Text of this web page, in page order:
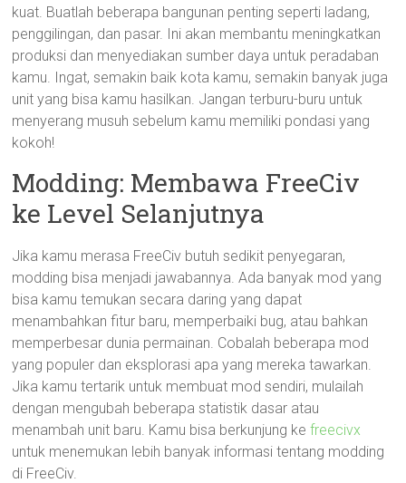
kuat. Buatlah beberapa bangunan penting seperti ladang,
penggilingan, dan pasar. Ini akan membantu meningkatkan
produksi dan menyediakan sumber daya untuk peradaban
kamu. Ingat, semakin baik kota kamu, semakin banyak juga
unit yang bisa kamu hasilkan. Jangan terburu-buru untuk
menyerang musuh sebelum kamu memiliki pondasi yang
kokoh!
Modding: Membawa FreeCiv
ke Level Selanjutnya
Jika kamu merasa FreeCiv butuh sedikit penyegaran,
modding bisa menjadi jawabannya. Ada banyak mod yang
bisa kamu temukan secara daring yang dapat
menambahkan fitur baru, memperbaiki bug, atau bahkan
memperbesar dunia permainan. Cobalah beberapa mod
yang populer dan eksplorasi apa yang mereka tawarkan.
Jika kamu tertarik untuk membuat mod sendiri, mulailah
dengan mengubah beberapa statistik dasar atau
menambah unit baru. Kamu bisa berkunjung kefreecivx
untuk menemukan lebih banyak informasi tentang modding
di FreeCiv.